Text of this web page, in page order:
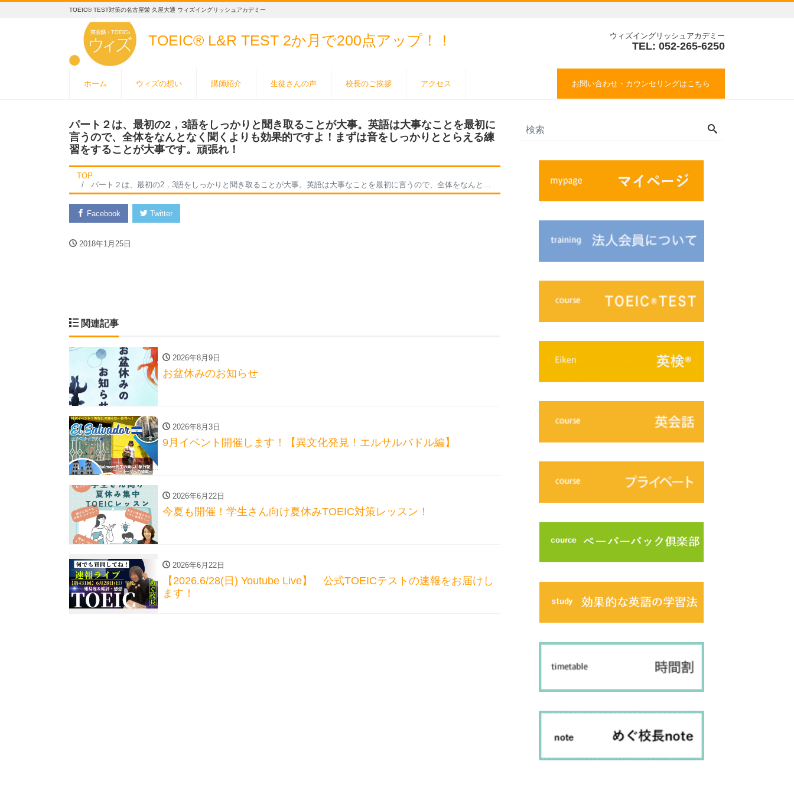
TOEIC® TEST対策の名古屋栄 久屋大通 ウィズイングリッシュアカデミー
TOEIC® L&R TEST 2か月で200点アップ！！ ウィズイングリッシュアカデミー
TEL: 052-265-6250
ホーム ウィズの想い 講師紹介 生徒さんの声 校長のご挨拶 アクセス お問い合わせ・カウンセリングはこちら
パート２は、最初の2，3語をしっかりと聞き取ることが大事。英語は大事なことを最初に
言うので、全体をなんとなく聞くよりも効果的ですよ！まずは音をしっかりととらえる練
習をすることが大事です。頑張れ！
TOP
パート２は、最初の2，3語をしっかりと聞き取ることが大事。英語は大事なことを最初に言うので、全体をなんとなく聞くよりも効果的ですよ！まずは音をしっかりととらえる練習をすることが大事です。頑張れ！
Facebook Twitter
2018年1月25日
関連記事
2026年8月9日
お盆休みのお知らせ
2026年8月3日
9月イベント開催します！【異文化発見！エルサルバドル編】
2026年6月22日
今夏も開催！学生さん向け夏休みTOEIC対策レッスン！
2026年6月22日
【2026.6/28(日) Youtube Live】 公式TOEICテストの速報をお届けし
ます！